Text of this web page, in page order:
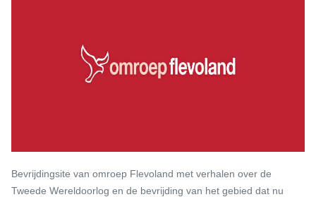
Bevrijdingsite van omroep Flevoland met verhalen over de
Tweede Wereldoorlog en de bevrijding van het gebied dat nu